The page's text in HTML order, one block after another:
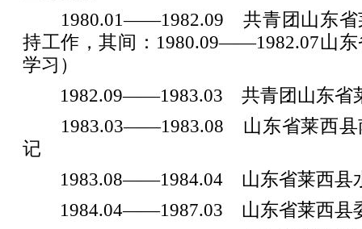
1980.01——1982.09 共青团山东省
持工作，其间：1980.09——1982.07山
学习）
1982.09——1983.03 共青团山东省
1983.03——1983.08 山东省莱西县
记
1983.08——1984.04 山东省莱西县
1984.04——1987.03 山东省莱西县